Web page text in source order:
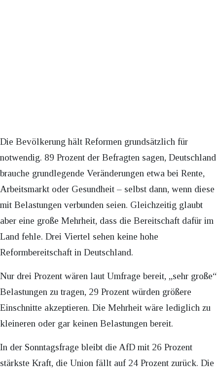
Die Bevölkerung hält Reformen grundsätzlich für
notwendig. 89 Prozent der Befragten sagen, Deutschland
brauche grundlegende Veränderungen etwa bei Rente,
Arbeitsmarkt oder Gesundheit – selbst dann, wenn diese
mit Belastungen verbunden seien. Gleichzeitig glaubt
aber eine große Mehrheit, dass die Bereitschaft dafür im
Land fehle. Drei Viertel sehen keine hohe
Reformbereitschaft in Deutschland.
Nur drei Prozent wären laut Umfrage bereit, „sehr große“
Belastungen zu tragen, 29 Prozent würden größere
Einschnitte akzeptieren. Die Mehrheit wäre lediglich zu
kleineren oder gar keinen Belastungen bereit.
In der Sonntagsfrage bleibt die AfD mit 26 Prozent
stärkste Kraft, die Union fällt auf 24 Prozent zurück. Die